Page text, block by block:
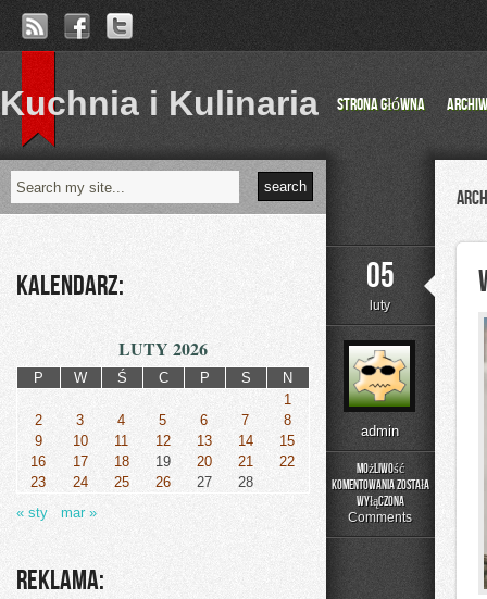
Kuchnia i Kulinaria Strona główna
05
luty
admin
Możliwość
komentowania
Poczucie
została
wyłączona
Comments
Kalendarz:
LUTY 2026
P W Ś C P S
N
1
2
3 4 5 6 7
8
9
10 11 12 13 14
15
16
17 18 19 20 21
22
23
24 25 26 27
28
« sty
mar »
Reklama: